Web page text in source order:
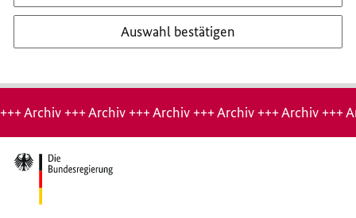
Auswahl bestätigen
Hinweis:
Archiv-
Seite
+++ Archiv +++ Archiv +++ Archiv +++ Archiv +++ Archiv +++